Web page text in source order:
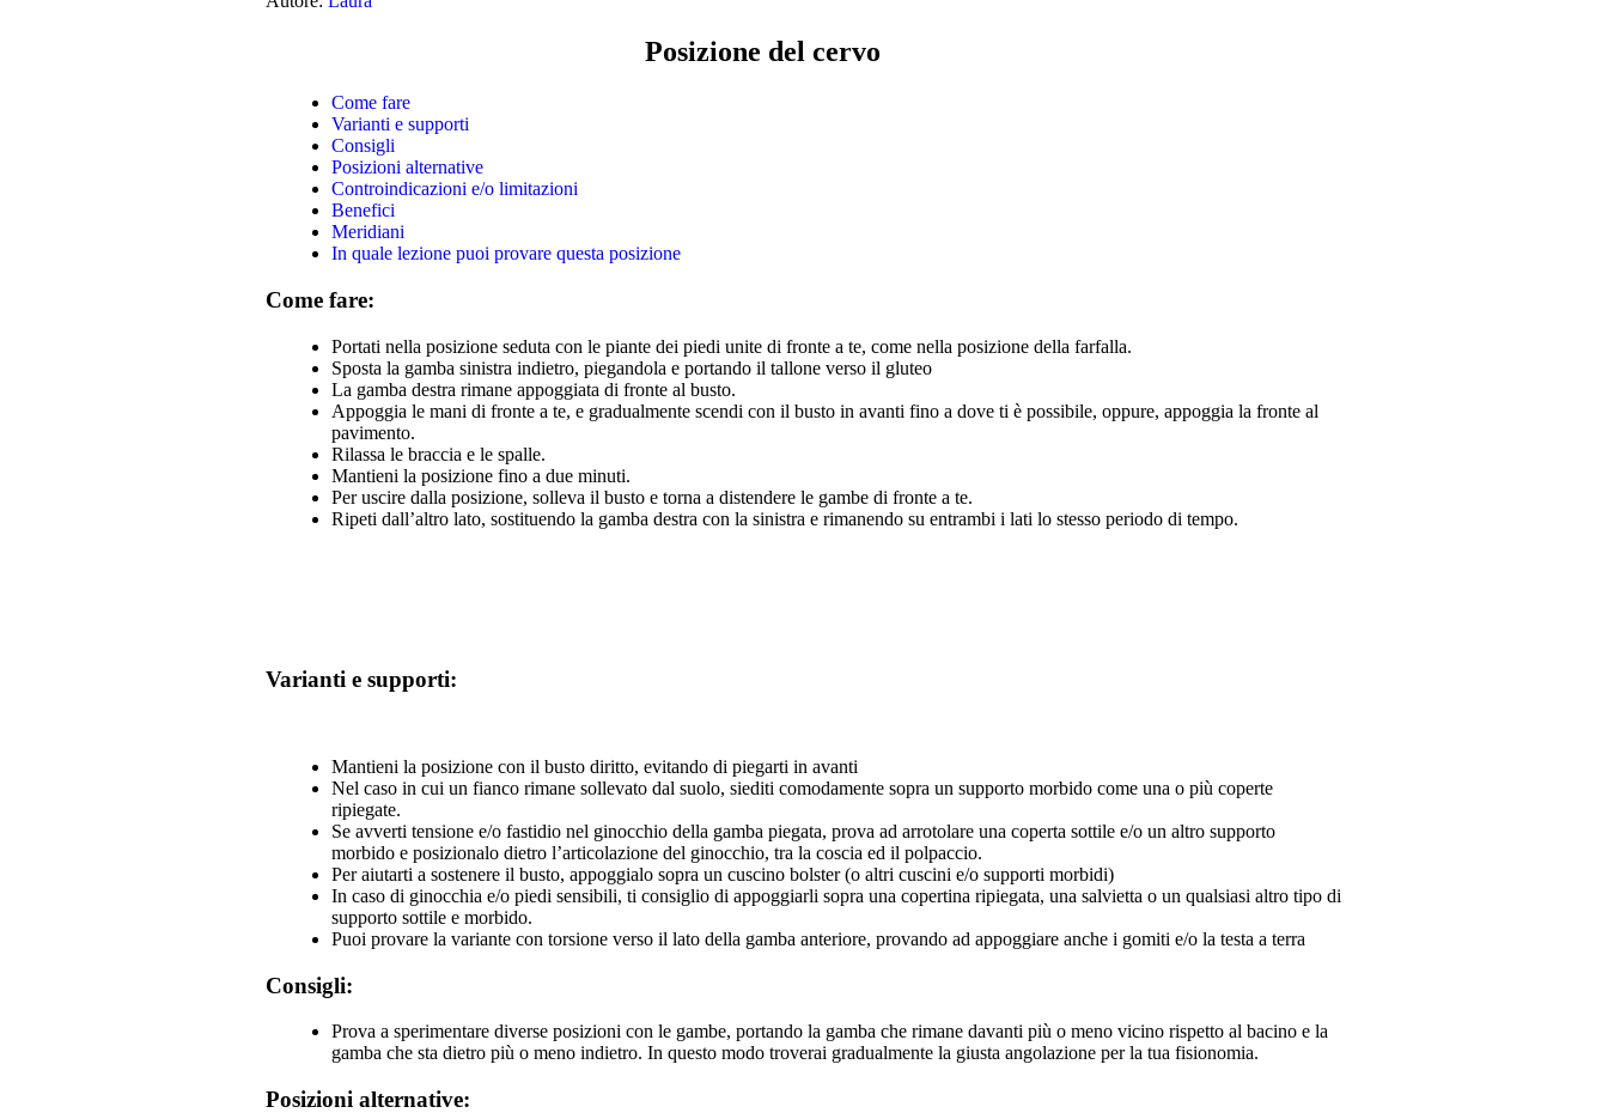
Posizione del cervo
Come fare
Varianti e supporti
Consigli
Posizioni alternative
Controindicazioni e/o limitazioni
Benefici
Meridiani
In quale lezione puoi provare questa posizione
Come fare:
Portati nella posizione seduta con le piante dei piedi unite di fronte a te, come nella posizione della farfalla.
Sposta la gamba sinistra indietro, piegandola e portando il tallone verso il gluteo
La gamba destra rimane appoggiata di fronte al busto.
Appoggia le mani di fronte a te, e gradualmente scendi con il busto in avanti fino a dove ti è possibile, oppure, appoggia la fronte al
pavimento.
Rilassa le braccia e le spalle.
Mantieni la posizione fino a due minuti.
Per uscire dalla posizione, solleva il busto e torna a distendere le gambe di fronte a te.
Ripeti dall’altro lato, sostituendo la gamba destra con la sinistra e rimanendo su entrambi i lati lo stesso periodo di tempo.
Varianti e supporti:
Mantieni la posizione con il busto diritto, evitando di piegarti in avanti
Nel caso in cui un fianco rimane sollevato dal suolo, siediti comodamente sopra un supporto morbido come una o più coperte
ripiegate.
Se avverti tensione e/o fastidio nel ginocchio della gamba piegata, prova ad arrotolare una coperta sottile e/o un altro supporto
morbido e posizionalo dietro l’articolazione del ginocchio, tra la coscia ed il polpaccio.
Per aiutarti a sostenere il busto, appoggialo sopra un cuscino bolster (o altri cuscini e/o supporti morbidi)
In caso di ginocchia e/o piedi sensibili, ti consiglio di appoggiarli sopra una copertina ripiegata, una salvietta o un qualsiasi altro tipo di
supporto sottile e morbido.
Puoi provare la variante con torsione verso il lato della gamba anteriore, provando ad appoggiare anche i gomiti e/o la testa a terra
Consigli:
Prova a sperimentare diverse posizioni con le gambe, portando la gamba che rimane davanti più o meno vicino rispetto al bacino e la
gamba che sta dietro più o meno indietro. In questo modo troverai gradualmente la giusta angolazione per la tua fisionomia.
Posizioni alternative: